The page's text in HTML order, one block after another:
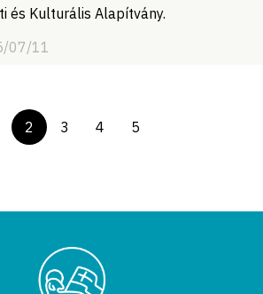
és Kulturális Alapítvány.
07/11
2 3 4 5